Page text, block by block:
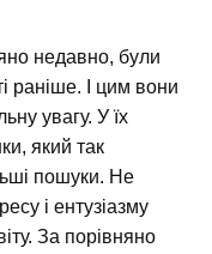
недавно, були
раніше. І цим вони
увагу. У їх
який так
пошуки. Не
і ентузіазму
За порівняно